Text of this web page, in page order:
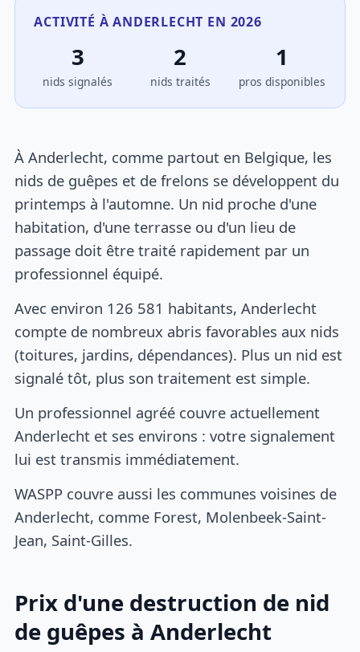
ACTIVITÉ À ANDERLECHT EN 2026
3
nids signalés
2
nids traités
1
pros disponibles
À Anderlecht, comme partout en Belgique, les
nids de guêpes et de frelons se développent du
printemps à l'automne. Un nid proche d'une
habitation, d'une terrasse ou d'un lieu de
passage doit être traité rapidement par un
professionnel équipé.
Avec environ 126 581 habitants, Anderlecht
compte de nombreux abris favorables aux nids
(toitures, jardins, dépendances). Plus un nid est
signalé tôt, plus son traitement est simple.
Un professionnel agréé couvre actuellement
Anderlecht et ses environs : votre signalement
lui est transmis immédiatement.
WASPP couvre aussi les communes voisines de
Anderlecht, comme Forest, Molenbeek-Saint-
Jean, Saint-Gilles.
Prix d'une destruction de nid
de guêpes à Anderlecht